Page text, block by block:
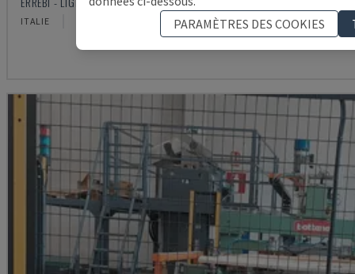
ITALIE
PARAMÈTRES DES COOKIES